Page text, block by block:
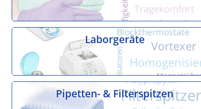
Laborgeräte
Pipetten- & Filterspitzen